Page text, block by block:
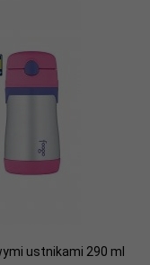
ustnikami 290 ml